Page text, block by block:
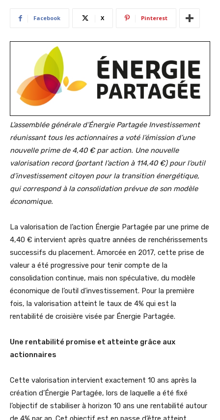
Facebook X Pinterest
L’assemblée générale d’Énergie Partagée Investissement
réunissant tous les actionnaires a voté l’émission d’une
nouvelle prime de 4,40 € par action. Une nouvelle
valorisation record (portant l’action à 114,40 €) pour l’outil
d’investissement citoyen pour la transition énergétique,
qui correspond à la consolidation prévue de son modèle
économique.
La valorisation de l’action Énergie Partagée par une prime de
4,40 € intervient après quatre années de renchérissements
successifs du placement. Amorcée en 2017, cette prise de
valeur a été progressive pour tenir compte de la
consolidation continue, mais non spéculative, du modèle
économique de l’outil d’investissement. Pour la première
fois, la valorisation atteint le taux de 4% qui est la
rentabilité de croisière visée par Énergie Partagée.
Une rentabilité promise et atteinte grâce aux
actionnaires
Cette valorisation intervient exactement 10 ans après la
création d’Énergie Partagée, lors de laquelle a été fixé
l’objectif de stabiliser à horizon 10 ans une rentabilité autour